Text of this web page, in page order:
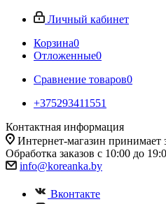
Личный кабинет
Корзина0
Отложенные0
Сравнение товаров0
+375293411551
Контактная информация
Интернет-магазин принимает
Обработка заказов с 10:00 до
info@koreanka.by
Вконтакте